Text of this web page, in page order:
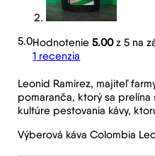
5.0Hodnotenie5.00z 5 na
1 recenzia
Leonid Ramirez, majiteľ
pomaranča, ktorý sa
kultúre pestovania kávy,
Výberová káva Colombia